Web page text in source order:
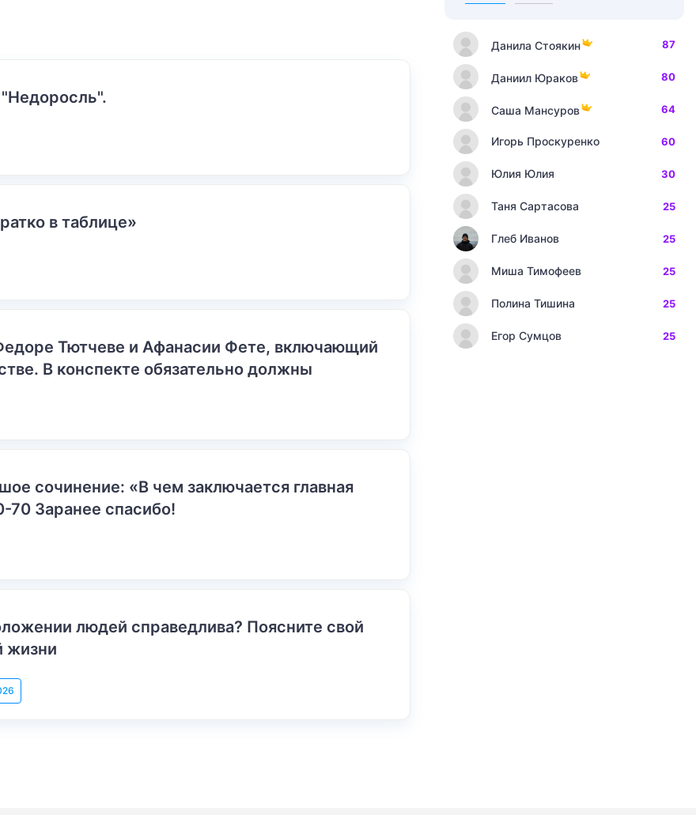
в таблице»
Тютчеве и Афанасии Фете, включающий
В конспекте обязательно должны
сочинение: «В чем заключается главная
Заранее спасибо!
людей справедлива? Поясните свой
жизни
Данила Стоякин 87
Даниил Юраков 80
Саша Мансуров 64
Игорь Проскуренко 60
Юлия Юлия 30
Таня Сартасова 25
Глеб Иванов 25
Миша Тимофеев 25
Полина Тишина 25
Егор Сумцов 25